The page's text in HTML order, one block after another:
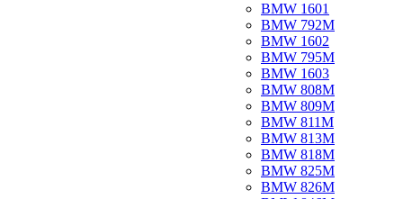
BMW 1601
BMW 792M
BMW 1602
BMW 795M
BMW 1603
BMW 808M
BMW 809M
BMW 811M
BMW 813M
BMW 818M
BMW 825M
BMW 826M